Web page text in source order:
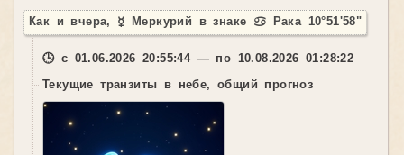
Как и вчера, ☿ Меркурий в знаке ♋ Рака 10°51'58"
🕒 с 01.06.2026 20:55:44 — по 10.08.2026 01:28:22
Текущие транзиты в небе, общий прогноз